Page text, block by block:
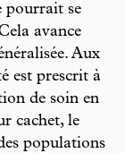
pourrait se
avance
Aux
est prescrit à
de soin en
cachet, le
populations